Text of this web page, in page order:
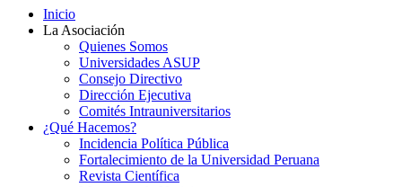
Inicio
La Asociación
Quienes Somos
Universidades ASUP
Consejo Directivo
Dirección Ejecutiva
Comités Intrauniversitarios
¿Qué Hacemos?
Incidencia Política Pública
Fortalecimiento de la Universidad Peruana
Revista Científica